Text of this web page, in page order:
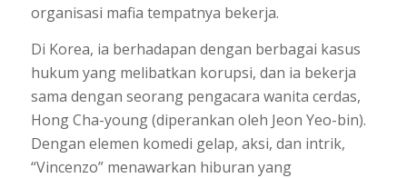
organisasi mafia tempatnya bekerja.
Di Korea, ia berhadapan dengan berbagai kasus
hukum yang melibatkan korupsi, dan ia bekerja
sama dengan seorang pengacara wanita cerdas,
Hong Cha-young (diperankan oleh Jeon Yeo-bin).
Dengan elemen komedi gelap, aksi, dan intrik,
“Vincenzo” menawarkan hiburan yang